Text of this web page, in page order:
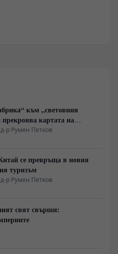
към „световния
картата на
р Румен Петков
се превръща в новия
туризъм
р Румен Петков
свят свърши: